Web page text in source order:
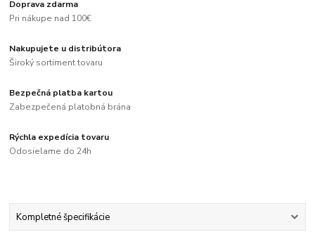
Doprava zdarma
Pri nákupe nad 100€
Nakupujete u distribútora
Široký sortiment tovaru
Bezpečná platba kartou
Zabezpečená platobná brána
Rýchla expedícia tovaru
Odosielame do 24h
Kompletné špecifikácie